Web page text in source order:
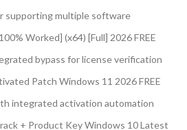
supporting multiple software
Worked] (x64) [Full] 2026 FREE
bypass for license verification
Patch Windows 11 2026 FREE
integrated activation automation
+ Product Key Windows 10 Latest